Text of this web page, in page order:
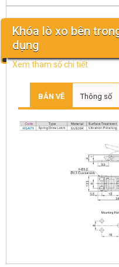
Khóa lò xo bên
dụng
Xem tham số chi tiết
BẢN VẼ Thông số